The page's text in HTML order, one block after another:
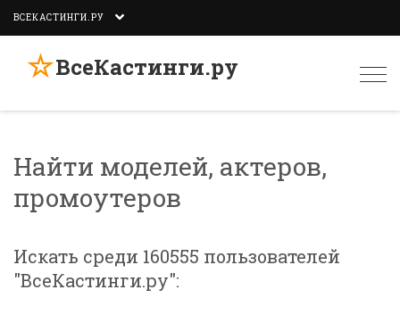
ВСЕКАСТИНГИ.РУ
☆ВсеКастинги.ру
Найти моделей, актеров,
промоутеров
Искать среди 160555 пользователей
"ВсеКастинги.ру":